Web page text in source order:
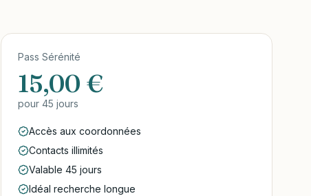
Pass Sérénité
15,00 €
pour45 jours
Accès aux coordonnées
Contacts illimités
Valable 45 jours
Idéal recherche longue